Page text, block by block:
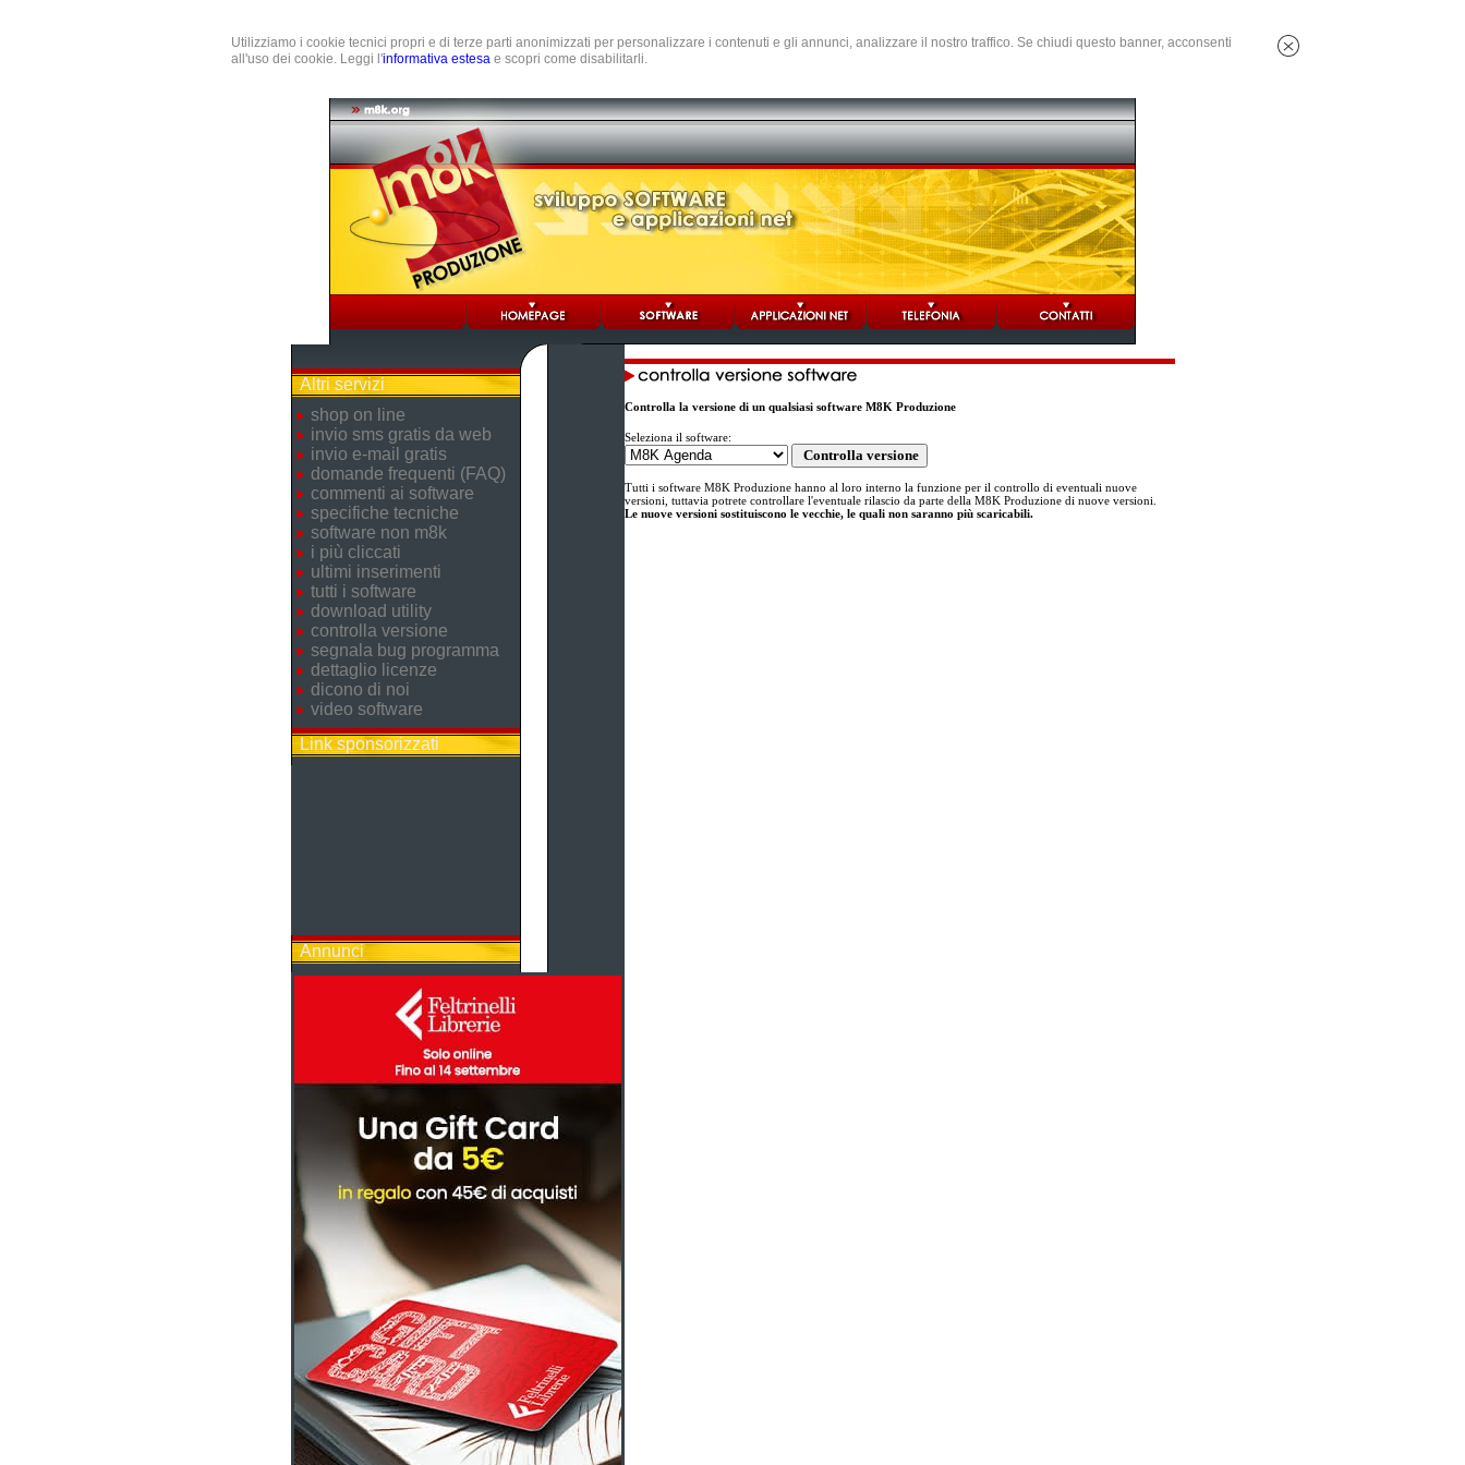
Utilizziamo i cookie tecnici propri e di terze parti anonimizzati per personalizzare i contenuti e gli annunci, analizzare il nostro traffico. Se chiudi questo banner, acconsenti
all'uso dei cookie. Leggi l'informativa estesa e scopri come disabilitarli.
Altri servizi
shop on line
invio sms gratis da web
invio e-mail gratis
domande frequenti (FAQ)
commenti ai software
specifiche tecniche
software non m8k
i più cliccati
ultimi inserimenti
tutti i software
download utility
controlla versione
segnala bug programma
dettaglio licenze
dicono di noi
video software
Link sponsorizzati
Annunci
Controlla la versione di un qualsiasi software M8K Produzione
Seleziona il software:
Tutti i software M8K Produzione hanno al loro interno la funzione per il controllo di eventuali nuove
versioni, tuttavia potrete controllare l'eventuale rilascio da parte della M8K Produzione di nuove versioni.
Le nuove versioni sostituiscono le vecchie, le quali non saranno più scaricabili.